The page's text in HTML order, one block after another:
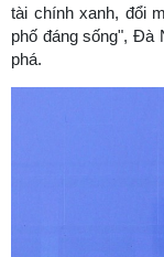
tài chính xanh, đổi
phố đáng sống",
phá.